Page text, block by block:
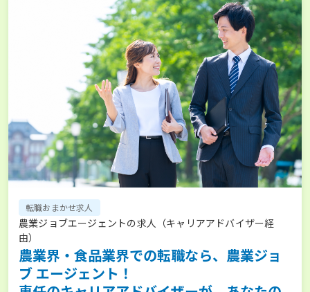
転職おまかせ求人
農業ジョブエージェントの求人（キャリアアドバイザー経
由）
農業界・食品業界での転職なら、農業ジョ
ブ エージェント！